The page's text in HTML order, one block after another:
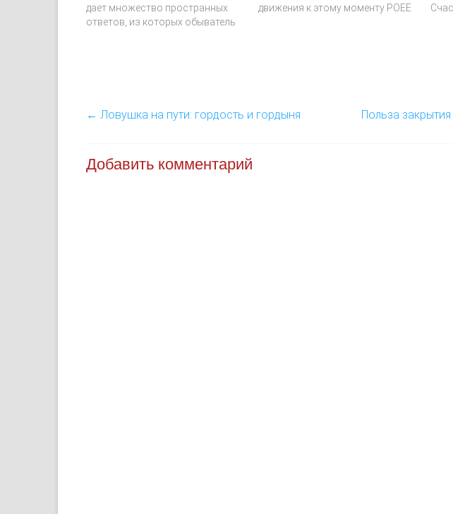
дает множество пространных
ответов, из которых обыватель
крайнем случае - и то,…
движения к этому моменту POEE
настолько серьёзно и
← Ловушка на пути: гордость и гордыня Польза
Добавить комментарий